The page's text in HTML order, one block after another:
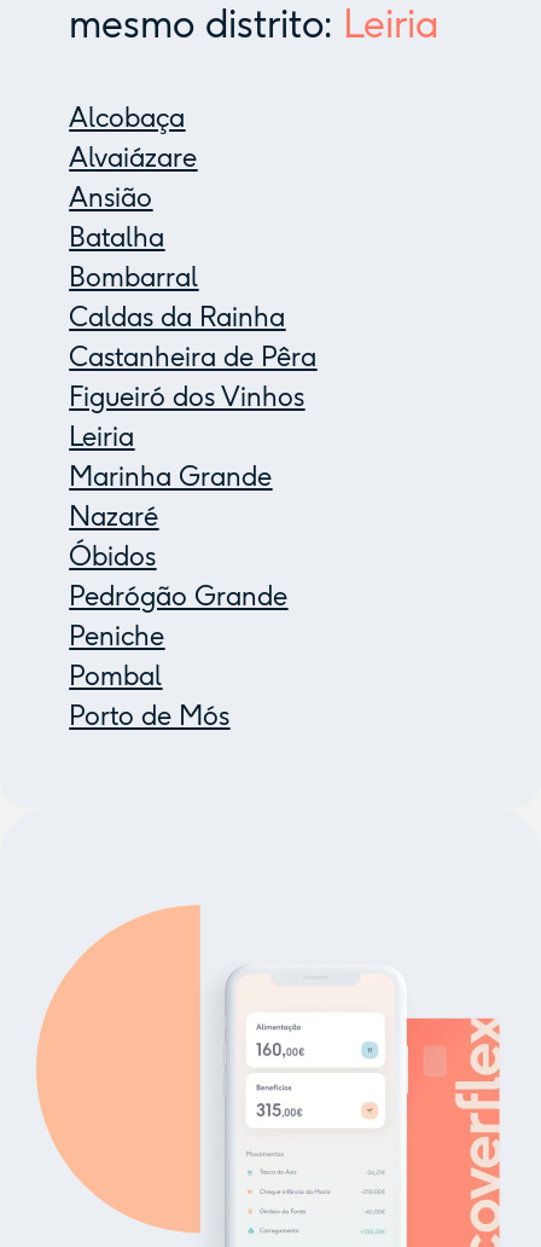
mesmo distrito: Leiria
Alcobaça
Alvaiázare
Ansião
Batalha
Bombarral
Caldas da Rainha
Castanheira de Pêra
Figueiró dos Vinhos
Leiria
Marinha Grande
Nazaré
Óbidos
Pedrógão Grande
Peniche
Pombal
Porto de Mós